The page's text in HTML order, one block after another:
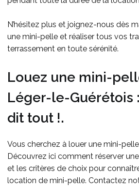
N’hésitez plus et joignez-nous dès
une mini-pelle et réaliser tous vos
terrassement en toute sérénité.
Louez une mini-
Léger-le-Guérétois
dit tout !.
Vous cherchez à louer une mini-
Découvrez ici comment réserver
et les critères de choix pour
location de mini-pelle. Contactez